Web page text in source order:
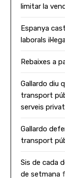
limitar la
Espanya
laborals
Rebaixes a
Gallardo diu
transport
serveis
Gallardo
transport
Sis de cada
de setmana